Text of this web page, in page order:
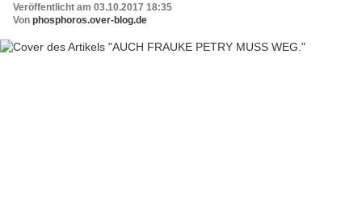
Veröffentlicht am 03.10.2017 18:35
Von phosphoros.over-blog.de